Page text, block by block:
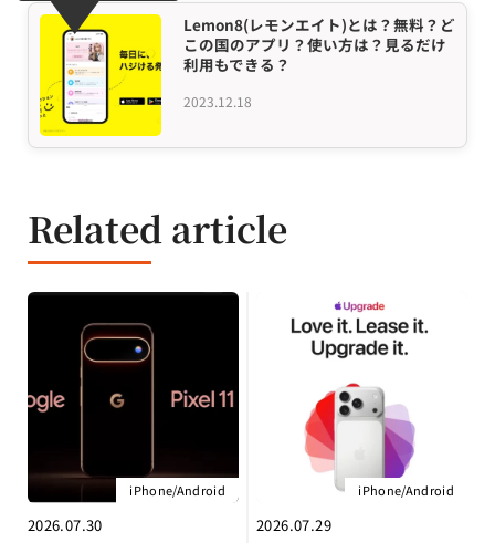
2023.12.18
Lemon8(レモンエイト)とは？無料？ど
この国のアプリ？使い方は？見るだけ
利用もできる？
Related article
iPhone/Android
2026.07.30
iPhone/Android
2026.07.29